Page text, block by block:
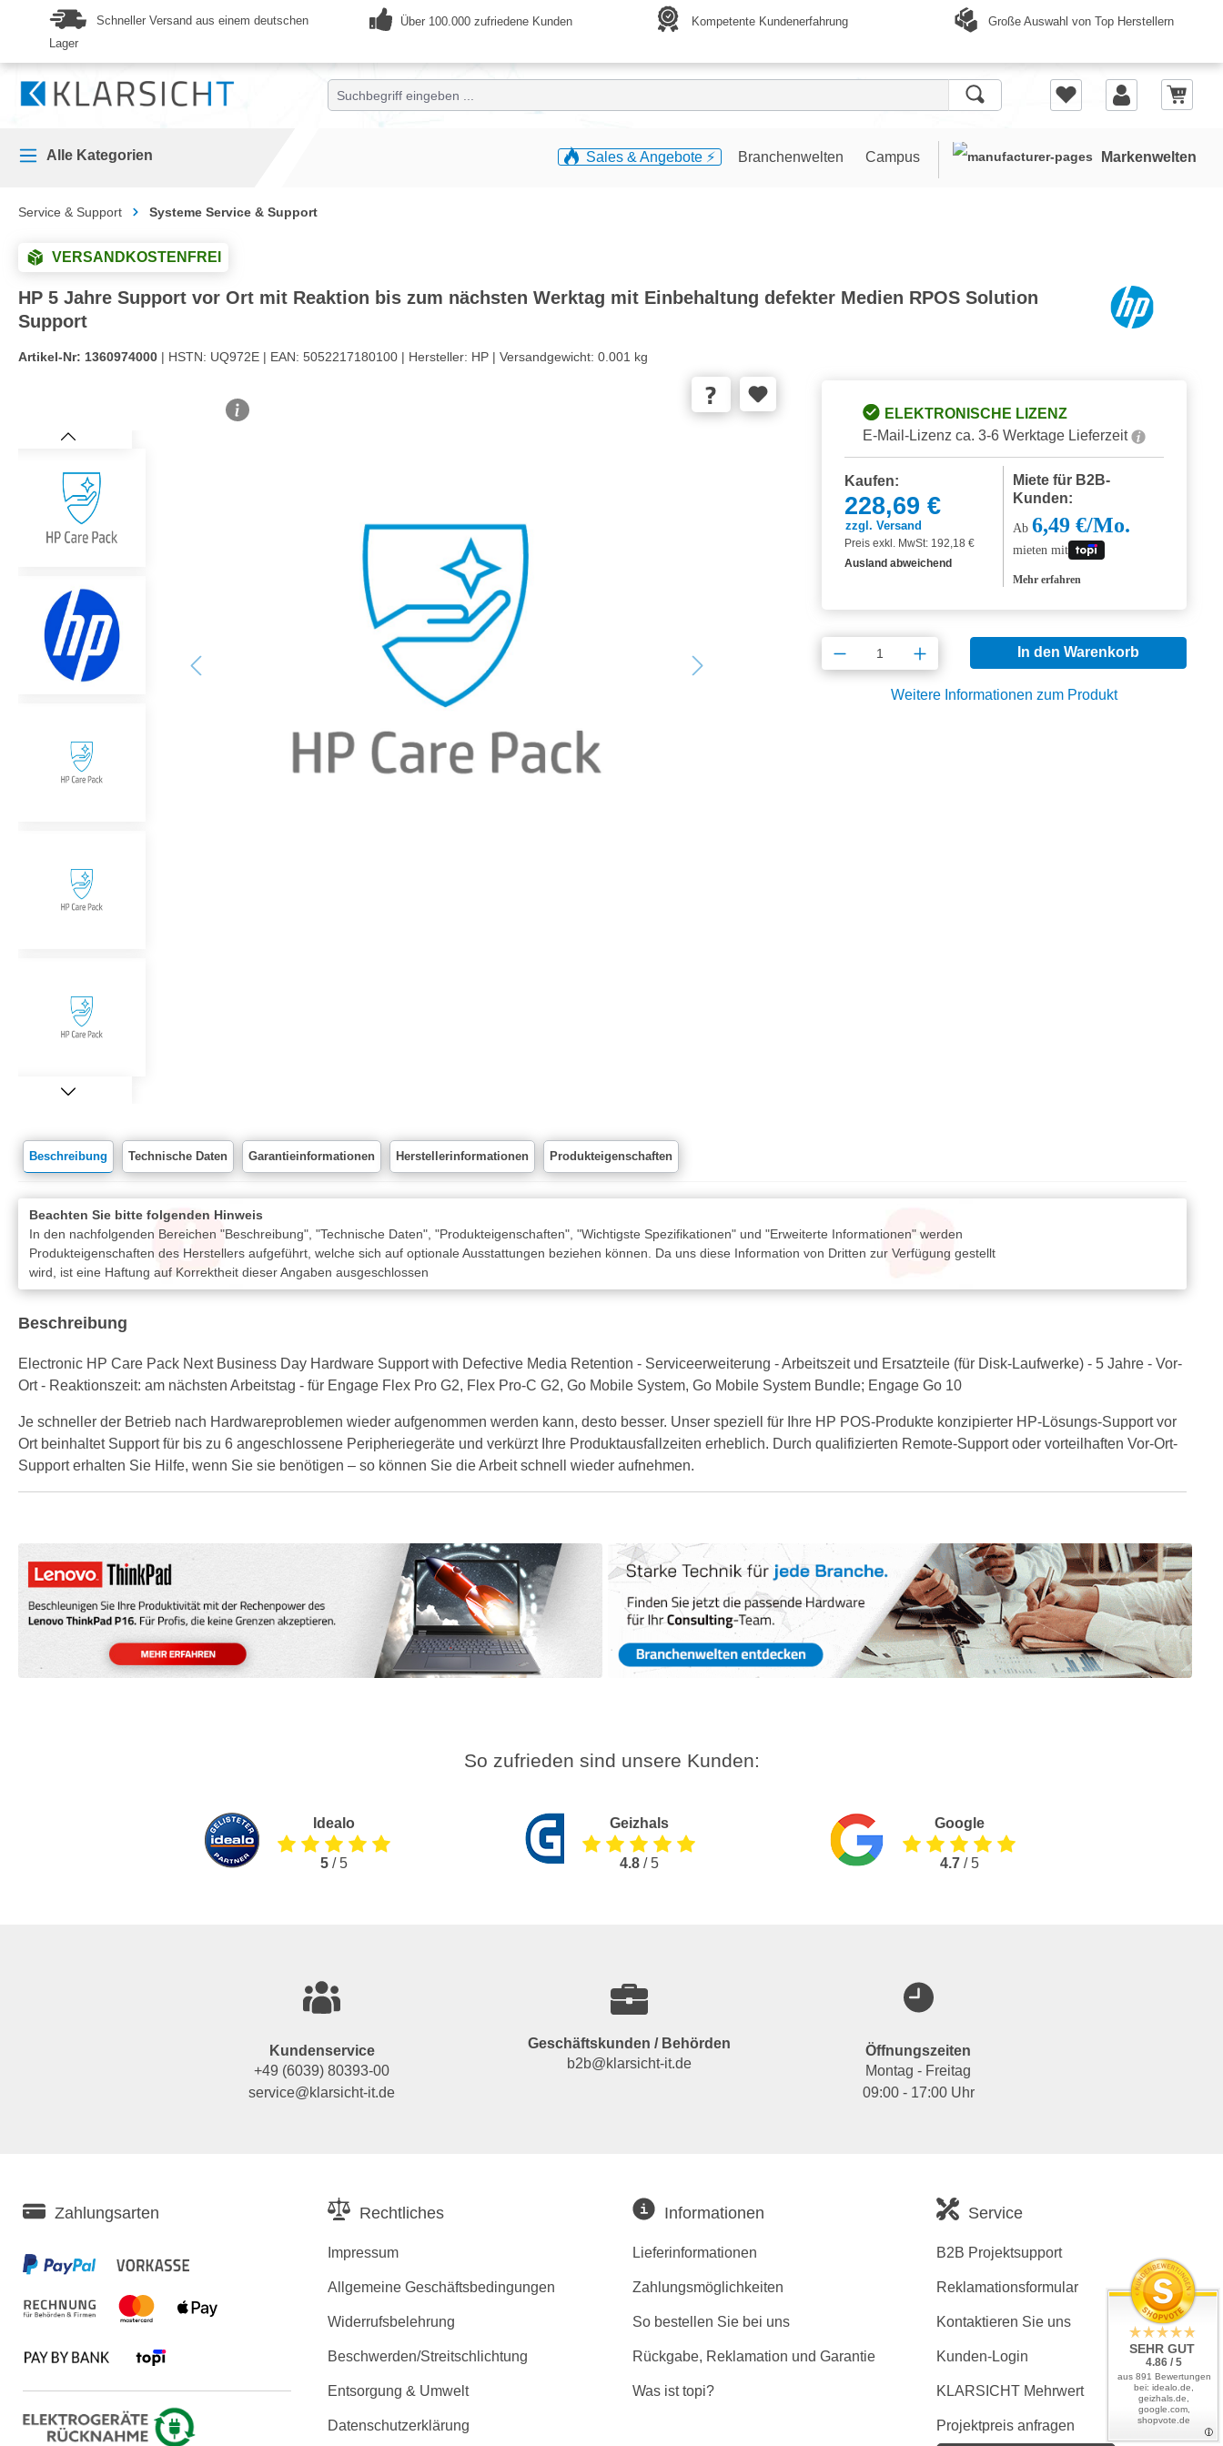
Zur Hauptnavigation springen
Schneller Versand aus einem deutschen
Lager
Über 100.000 zufriedene Kunden Kompetente Kundenerfahrung Große Auswahl von Top Herstellern
Alle Kategorien Sales & Angebote ⚡️ Branchenwelten Campus Markenwelten
Service & Support Systeme Service & Support
VERSANDKOSTENFREI
HP 5 Jahre Support vor Ort mit Reaktion bis zum nächsten Werktag mit Einbehaltung defekter Medien RPOS Solution
Support
Artikel-Nr: 1360974000 | HSTN: UQ972E | EAN: 5052217180100 | Hersteller: HP | Versandgewicht: 0.001 kg
Bildergalerie überspringen
ELEKTRONISCHE LIZENZ
E-Mail-Lizenz ca. 3-6 Werktage Lieferzeit
Kaufen:
228,69 €
zzgl. Versand
Preis exkl. MwSt: 192,18 €
Ausland abweichend
Miete für B2B-
Kunden:
Ab6,49 €/Mo.
mieten mit
Mehr erfahren
Produkt Anzahl: Gib den gewünschten
In den Warenkorb
Weitere Informationen zum Produkt
Beschreibung Technische Daten Garantieinformationen Herstellerinformationen Produkteigenschaften
Beachten Sie bitte folgenden Hinweis
In den nachfolgenden Bereichen "Beschreibung", "Technische Daten", "Produkteigenschaften", "Wichtigste Spezifikationen" und "Erweiterte Informationen" werden
Produkteigenschaften des Herstellers aufgeführt, welche sich auf optionale Ausstattungen beziehen können. Da uns diese Information von Dritten zur Verfügung gestellt
wird, ist eine Haftung auf Korrektheit dieser Angaben ausgeschlossen
Beschreibung
Electronic HP Care Pack Next Business Day Hardware Support with Defective Media Retention - Serviceerweiterung - Arbeitszeit und Ersatzteile (für Disk-Laufwerke) - 5 Jahre - Vor-
Ort - Reaktionszeit: am nächsten Arbeitstag - für Engage Flex Pro G2, Flex Pro-C G2, Go Mobile System, Go Mobile System Bundle; Engage Go 10
Je schneller der Betrieb nach Hardwareproblemen wieder aufgenommen werden kann, desto besser. Unser speziell für Ihre HP POS-Produkte konzipierter HP-Lösungs-Support vor
Ort beinhaltet Support für bis zu 6 angeschlossene Peripheriegeräte und verkürzt Ihre Produktausfallzeiten erheblich. Durch qualifizierten Remote-Support oder vorteilhaften Vor-Ort-
Support erhalten Sie Hilfe, wenn Sie sie benötigen – so können Sie die Arbeit schnell wieder aufnehmen.
So zufrieden sind unsere Kunden:
Idealo
5/ 5
Geizhals
4.8/ 5
Google
4.7/ 5
Kundenservice
+49 (6039) 80393-00
service@klarsicht-it.de
Geschäftskunden / Behörden
b2b@klarsicht-it.de
Öffnungszeiten
Montag - Freitag
09:00 - 17:00 Uhr
Zahlungsarten Rechtliches
Impressum
Allgemeine Geschäftsbedingungen
Widerrufsbelehrung
Beschwerden/Streitschlichtung
Entsorgung & Umwelt
Datenschutzerklärung
Informationen
Lieferinformationen
Zahlungsmöglichkeiten
So bestellen Sie bei uns
Rückgabe, Reklamation und Garantie
Was ist topi?
Service
B2B Projektsupport
Reklamationsformular
Kontaktieren Sie uns
Kunden-Login
KLARSICHT Mehrwert
Projektpreis anfragen
SEHR GUT
4.86 / 5
aus 891 Bewertungen
bei: idealo.de,
geizhals.de,
google.com,
shopvote.de